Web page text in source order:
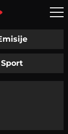
Sport